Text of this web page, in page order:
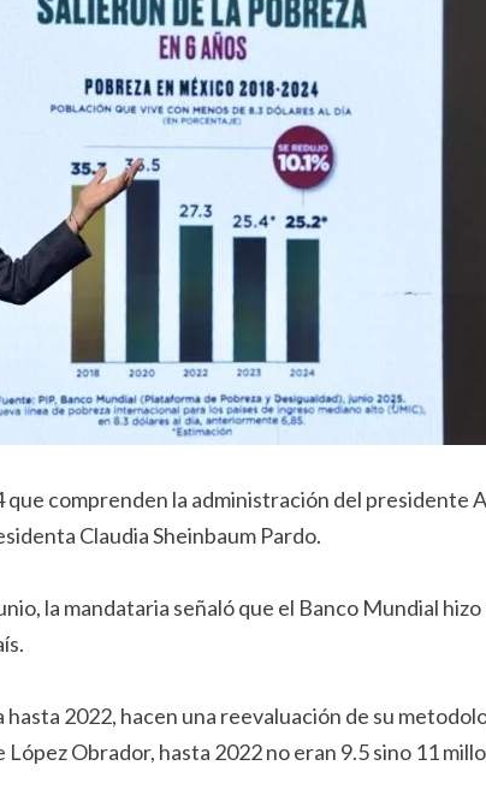
comprenden la administración del presidente
Claudia Sheinbaum Pardo.
la mandataria señaló que el Banco Mundial
2022, hacen una reevaluación de su
Obrador, hasta 2022 no eran 9.5 sino 11